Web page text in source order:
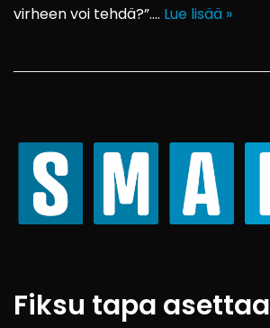
virheen voi tehdä?”.… Lue lisää »
Fiksu tapa asettaa